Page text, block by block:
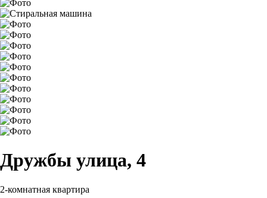
Дружбы улица, 4
2-комнатная квартира